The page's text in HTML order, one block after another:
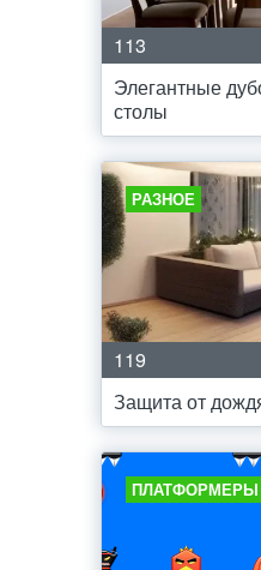
113
Элегантные
столы
РАЗНОЕ
119
Защита от
ПЛАТФОРМЕРЫ